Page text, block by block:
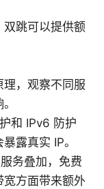
跳可以提供额
，观察不同服
和 IPv6 防护
露真实 IP。
务叠加，免费
宽方面带来额外